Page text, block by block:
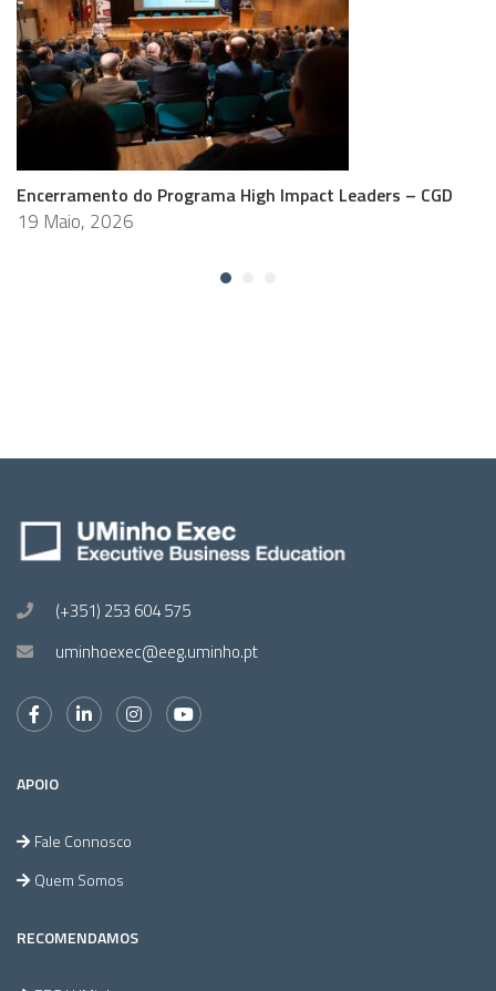
Encerramento do Programa High Impact Leaders – CGD
19 Maio, 2026
(+351) 253 604 575
uminhoexec@eeg.uminho.pt
APOIO
Fale Connosco
Quem Somos
RECOMENDAMOS